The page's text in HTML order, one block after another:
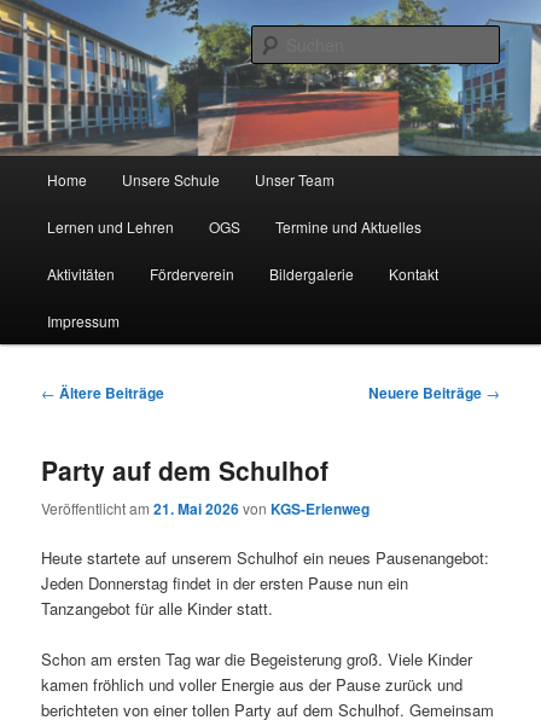
Zum
primären
Inhalt
springen
Zum
sekundären
Inhalt
springenKGS Erlenweg
Städtische Katholische Grundschule
Home Unsere Schule Unser Team
Lernen und Lehren OGS Termine und Aktuelles
Aktivitäten Förderverein Bildergalerie Kontakt
Impressum
Beitragsnavigation
← Ältere Beiträge Neuere Beiträge →
Party auf dem Schulhof
Veröffentlicht am21. Mai 2026vonKGS-Erlenweg
Heute startete auf unserem Schulhof ein neues Pausenangebot:
Jeden Donnerstag findet in der ersten Pause nun ein
Tanzangebot für alle Kinder statt.
Schon am ersten Tag war die Begeisterung groß. Viele Kinder
kamen fröhlich und voller Energie aus der Pause zurück und
berichteten von einer tollen Party auf dem Schulhof. Gemeinsam